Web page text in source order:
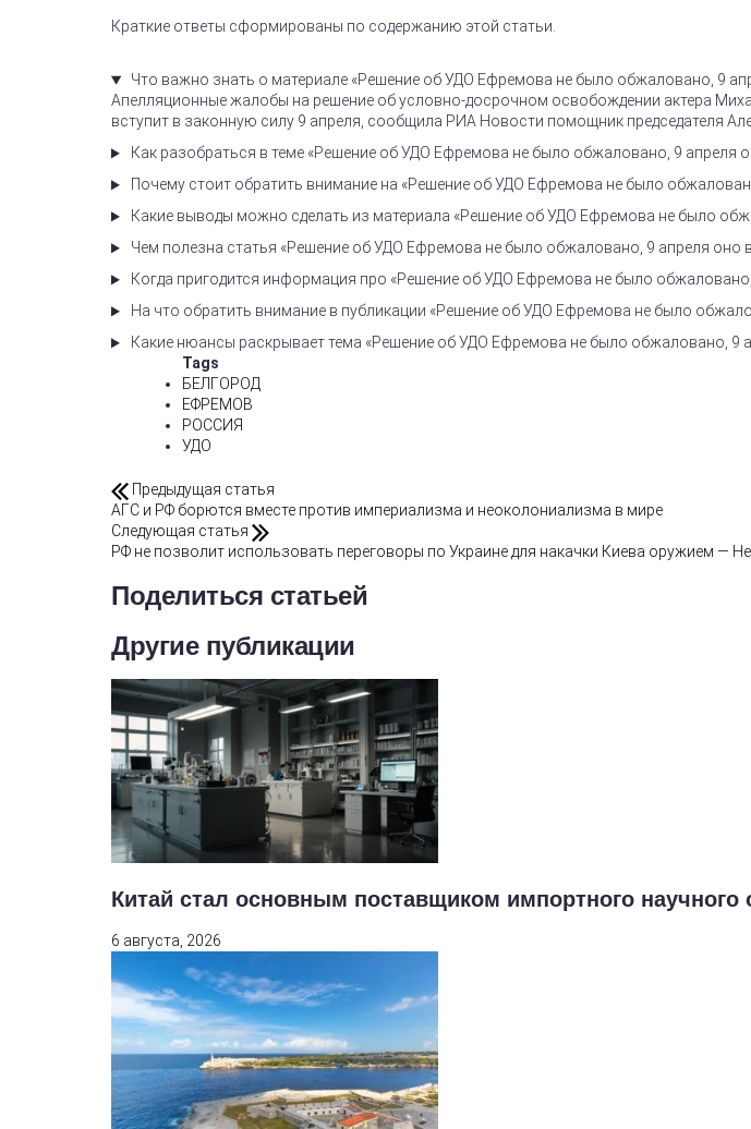
Краткие ответы сформированы по содержанию этой статьи.
Что важно знать о материале «Решение об УДО Ефремова не было обжаловано, 9
Апелляционные жалобы на решение об условно-досрочном освобождении актера
вступит в законную силу 9 апреля, сообщила РИА Новости помощник председателя
Как разобраться в теме «Решение об УДО Ефремова не было обжаловано, 9 апреля
Почему стоит обратить внимание на «Решение об УДО Ефремова не было
Какие выводы можно сделать из материала «Решение об УДО Ефремова не было
Чем полезна статья «Решение об УДО Ефремова не было обжаловано, 9 апреля оно
Когда пригодится информация про «Решение об УДО Ефремова не было
На что обратить внимание в публикации «Решение об УДО Ефремова не было
Какие нюансы раскрывает тема «Решение об УДО Ефремова не было обжаловано, 9
Tags
БЕЛГОРОД
ЕФРЕМОВ
РОССИЯ
УДО
Предыдущая статья
АГС и РФ борются вместе против империализма и неоколониализма в мире
Следующая статья
РФ не позволит использовать переговоры по Украине для накачки Киева оружием —
Поделиться статьей
Другие публикации
Китай стал основным поставщиком импортного
6 августа, 2026